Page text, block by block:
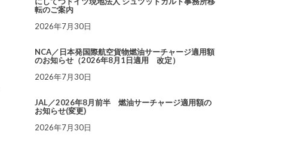
転のご案内
2026年7月30日
NCA／日本発国際航空貨物燃油サーチャージ適用額
のお知らせ（2026年8月1日適用 改定）
2026年7月30日
JAL／2026年8月前半 燃油サーチャージ適用額の
お知らせ(変更)
2026年7月30日